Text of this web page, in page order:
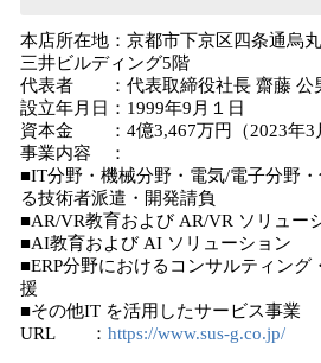
本店所在地：京都市下京区四条通烏
三井ビルディング5階
代表者 ：代表取締役社長 齋藤 公
設立年月日：1999年9月１日
資本金 ：4億3,467万円（2023年3
事業内容 ：
■IT分野・機械分野・電気/電子分野
る技術者派遣・開発請負
■AR/VR教育および AR/VR ソリュー
■AI教育および AI ソリューション
■ERP分野におけるコンサルティング
援
■その他IT を活用したサービス事業
URL ： https://www.sus-g.co.jp/